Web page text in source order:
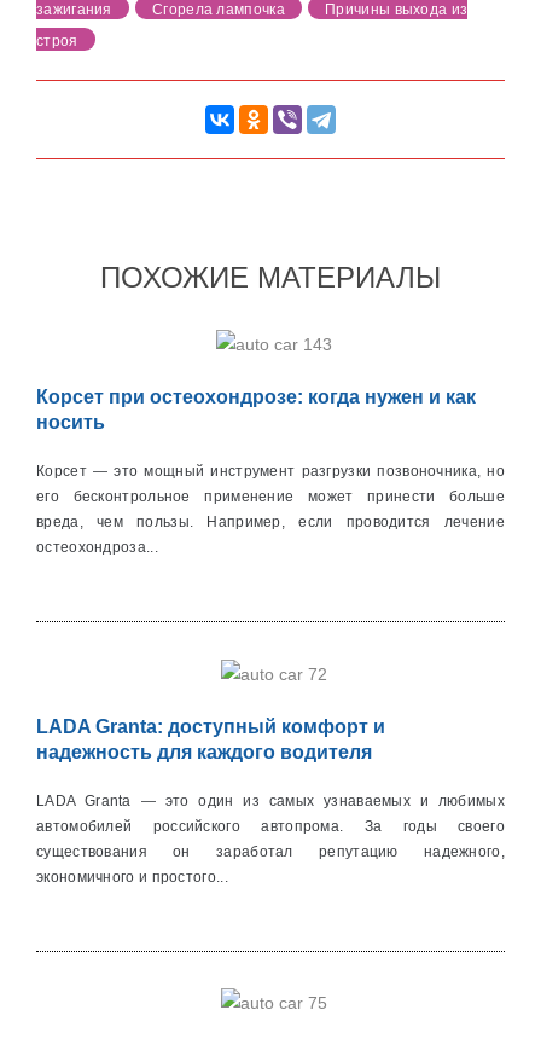
зажигания
Сгорела лампочка
Причины выхода из
строя
ПОХОЖИЕ МАТЕРИАЛЫ
Корсет при остеохондрозе: когда нужен и как
носить
Корсет — это мощный инструмент разгрузки позвоночника, но
его бесконтрольное применение может принести больше
вреда, чем пользы. Например, если проводится лечение
остеохондроза...
LADA Granta: доступный комфорт и
надежность для каждого водителя
LADA Granta — это один из самых узнаваемых и любимых
автомобилей российского автопрома. За годы своего
существования он заработал репутацию надежного,
экономичного и простого...